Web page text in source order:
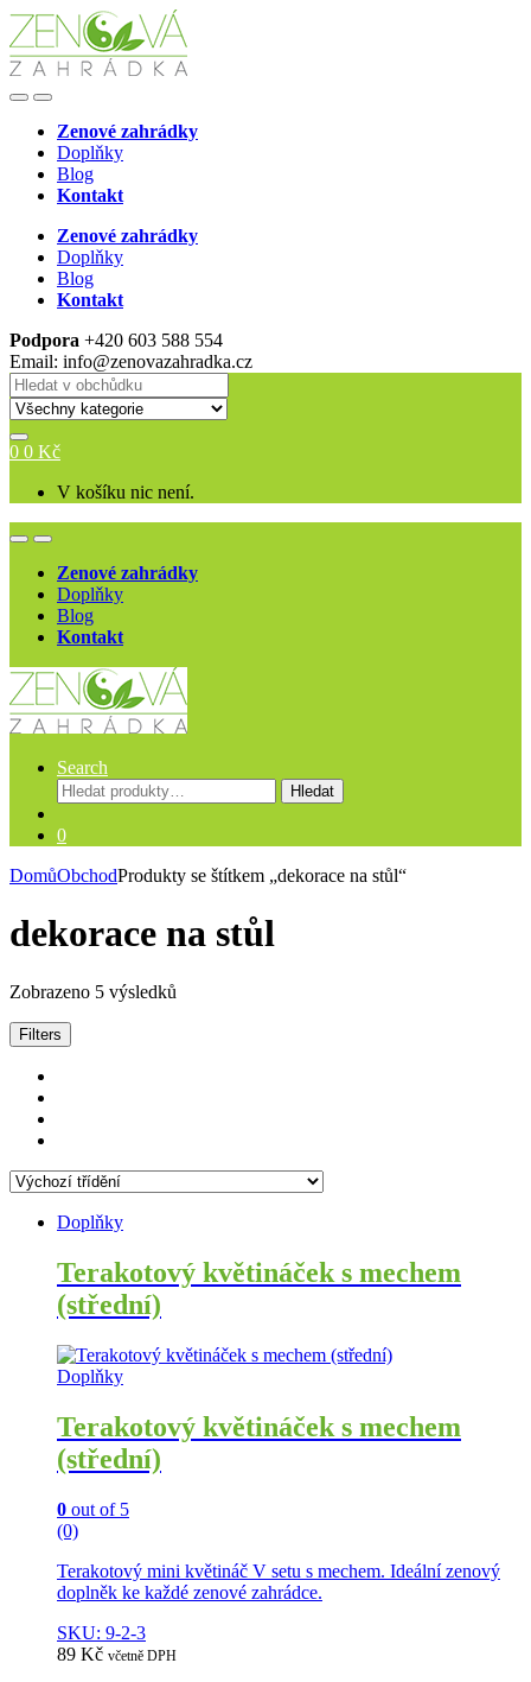
Skip
to
navigation
Skip
to
content
OpenClose
Zenové zahrádky
Doplňky
Blog
Kontakt
Zenové zahrádky
Doplňky
Blog
Kontakt
Podpora +420 603 588 554
Email: info@zenovazahradka.cz
Search
for:
0 0 Kč
V košíku nic není.
OpenClose
Zenové zahrádky
Doplňky
Blog
Kontakt
Search
Hledat:
Hledat
0
DomůObchodProdukty se štítkem „dekorace na stůl“
dekorace na stůl
Zobrazeno 5 výsledků
Filters
Doplňky
Terakotový květináček s mechem
(střední)
Doplňky
Terakotový květináček s mechem
(střední)
0 out of 5
(0)
Terakotový mini květináč V setu s mechem. Ideální zenový
doplněk ke každé zenové zahrádce.
SKU: 9-2-3
89 Kč včetně DPH